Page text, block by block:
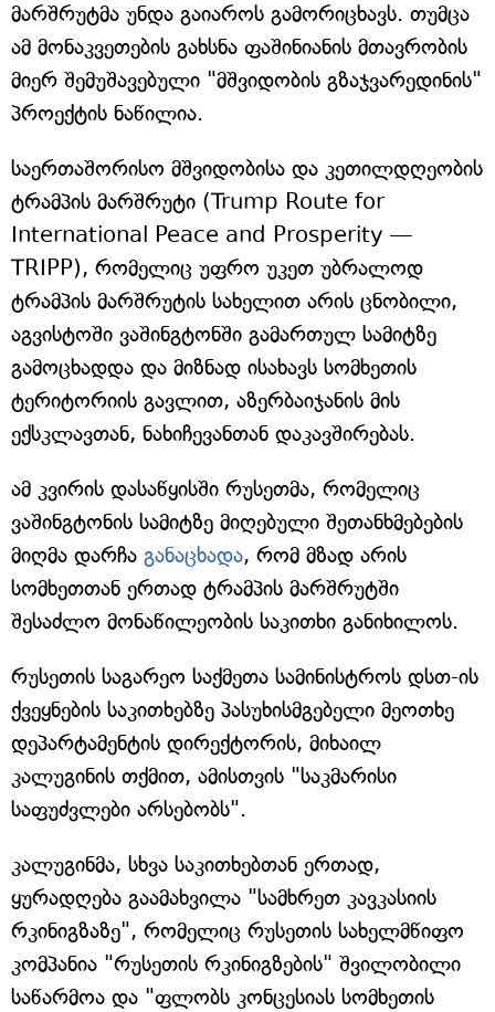
მარშრუტმა უნდა გაიაროს გამორიცხავს. თუმცა
ამ მონაკვეთების გახსნა ფაშინიანის მთავრობის
მიერ შემუშავებული "მშვიდობის გზაჯვარედინის"
პროექტის ნაწილია.
საერთაშორისო მშვიდობისა და კეთილდღეობის
ტრამპის მარშრუტი (Trump Route for
International Peace and Prosperity —
TRIPP), რომელიც უფრო უკეთ უბრალოდ
ტრამპის მარშრუტის სახელით არის ცნობილი,
აგვისტოში ვაშინგტონში გამართულ სამიტზე
გამოცხადდა და მიზნად ისახავს სომხეთის
ტერიტორიის გავლით, აზერბაიჯანის მის
ექსკლავთან, ნახიჩევანთან დაკავშირებას.
ამ კვირის დასაწყისში რუსეთმა, რომელიც
ვაშინგტონის სამიტზე მიღებული შეთანხმებების
მიღმა დარჩა განაცხადა, რომ მზად არის
სომხეთთან ერთად ტრამპის მარშრუტში
შესაძლო მონაწილეობის საკითხი განიხილოს.
რუსეთის საგარეო საქმეთა სამინისტროს დსთ-ის
ქვეყნების საკითხებზე პასუხისმგებელი მეოთხე
დეპარტამენტის დირექტორის, მიხაილ
კალუგინის თქმით, ამისთვის "საკმარისი
საფუძვლები არსებობს".
კალუგინმა, სხვა საკითხებთან ერთად,
ყურადღება გაამახვილა "სამხრეთ კავკასიის
რკინიგზაზე", რომელიც რუსეთის სახელმწიფო
კომპანია "რუსეთის რკინიგზების" შვილობილი
საწარმოა და "ფლობს კონცესიას სომხეთის